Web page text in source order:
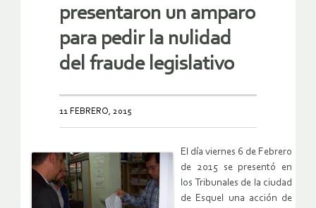
presentaron un amparo
para pedir la nulidad
del fraude legislativo
11 FEBRERO, 2015
El día viernes 6 de Febrero
de 2015 se presentó en
los Tribunales de la ciudad
de Esquel una acción de